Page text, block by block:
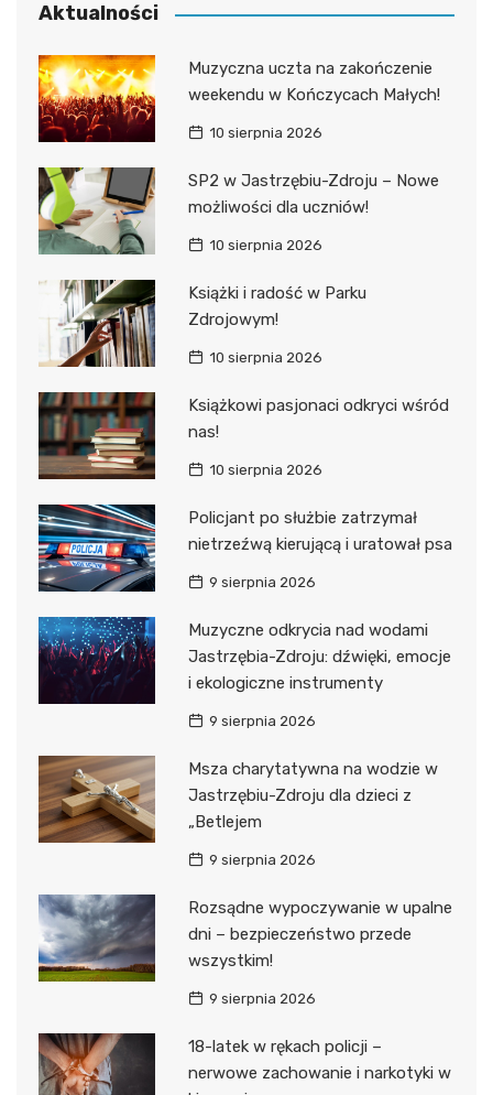
Aktualności
Muzyczna uczta na zakończenie
weekendu w Kończycach Małych!
10 sierpnia 2026
SP2 w Jastrzębiu-Zdroju – Nowe
możliwości dla uczniów!
10 sierpnia 2026
Książki i radość w Parku
Zdrojowym!
10 sierpnia 2026
Książkowi pasjonaci odkryci wśród
nas!
10 sierpnia 2026
Policjant po służbie zatrzymał
nietrzeźwą kierującą i uratował psa
9 sierpnia 2026
Muzyczne odkrycia nad wodami
Jastrzębia-Zdroju: dźwięki, emocje
i ekologiczne instrumenty
9 sierpnia 2026
Msza charytatywna na wodzie w
Jastrzębiu-Zdroju dla dzieci z
„Betlejem
9 sierpnia 2026
Rozsądne wypoczywanie w upalne
dni – bezpieczeństwo przede
wszystkim!
9 sierpnia 2026
18-latek w rękach policji –
nerwowe zachowanie i narkotyki w